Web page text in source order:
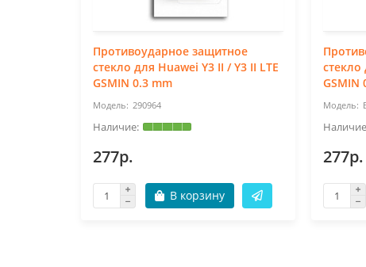
Противоударное защитное
стекло для Huawei Y3 II / Y3 II LTE
GSMIN 0.3 mm
290964
277р.
В корзину
стекло
GSMIN
277р.